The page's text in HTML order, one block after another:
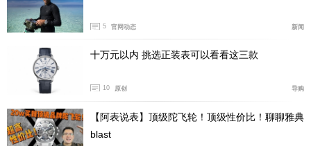
不过在重点分享前，有必要梳理传奇的Freak奇想系列的
来时路。毕竟连极少引用外部信息的我，都不止一次分享
了《纽约时报》曾把它列为代表现代设计的10款腕表之
诞生于1846年的雅典表拥有强大的航海基因，但在1983
年被从不循规蹈矩的Rolf Schnyder先生收购后，它焕发
了新生，走上了高复杂的创意道路——他和老朋友欧克林
5 官网动态 新闻
十万元以内 挑选正装表可以看看这三款
10 原创 导购
【阿表说表】顶级陀飞轮！顶级性价比！聊聊雅典
blast